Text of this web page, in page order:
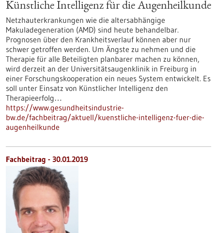
Künstliche Intelligenz für die Augenheilkunde
Netzhauterkrankungen wie die altersabhängige
Makuladegeneration (AMD) sind heute behandelbar.
Prognosen über den Krankheitsverlauf können aber nur
schwer getroffen werden. Um Ängste zu nehmen und die
Therapie für alle Beteiligten planbarer machen zu können,
wird derzeit an der Universitätsaugenklinik in Freiburg in
einer Forschungskooperation ein neues System entwickelt. Es
soll unter Einsatz von Künstlicher Intelligenz den
Therapieerfolg…
https://www.gesundheitsindustrie-
bw.de/fachbeitrag/aktuell/kuenstliche-intelligenz-fuer-die-
augenheilkunde
Fachbeitrag - 30.01.2019